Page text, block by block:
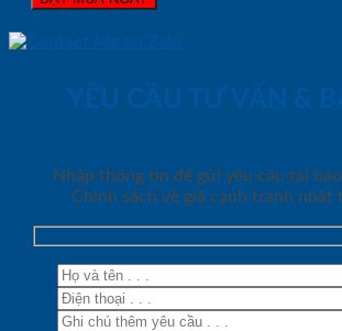
YÊU CẦU TƯ VẤN &
Nhập thông tin để gửi yêu cầu tải
Chính sách về giá cạnh tranh